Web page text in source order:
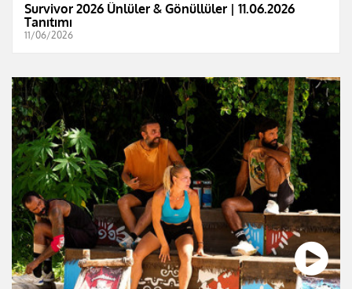
Survivor 2026 Ünlüler & Gönüllüler | 11.06.2026
Tanıtımı
11/06/2026